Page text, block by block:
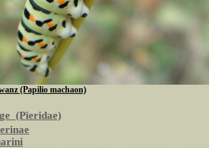
(Papilio machaon)
(Pieridae)